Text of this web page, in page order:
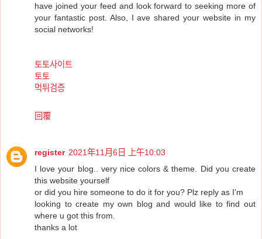
have joined your feed and look forward to seeking more of
your fantastic post. Also, I ave shared your website in my
social networks!
토토사이트
토토
먹튀검증
回覆
register 2021年11月6日 上午10:03
I love your blog.. very nice colors & theme. Did you create
this website yourself
or did you hire someone to do it for you? Plz reply as I'm
looking to create my own blog and would like to find out
where u got this from.
thanks a lot